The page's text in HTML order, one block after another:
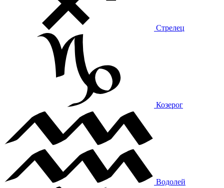
Стрелец
Козерог
Водолей